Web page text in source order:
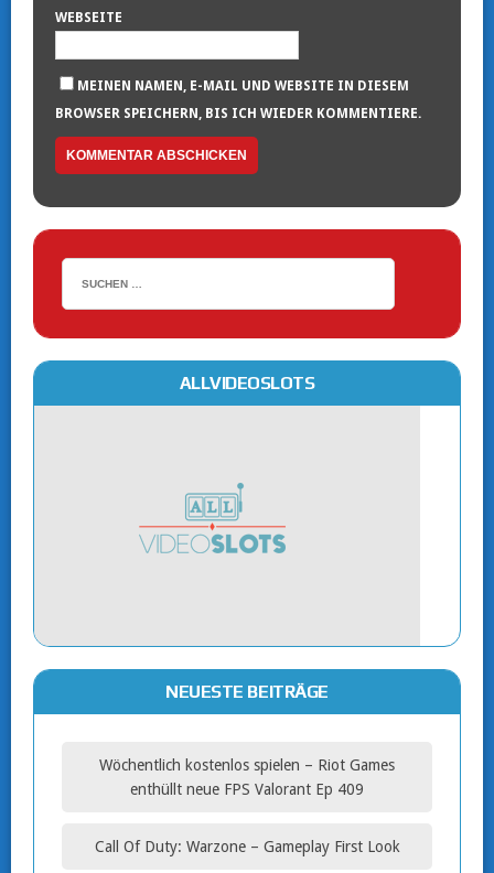
WEBSEITE
MEINEN NAMEN, E-MAIL UND WEBSITE IN DIESEM
BROWSER SPEICHERN, BIS ICH WIEDER KOMMENTIERE.
ALLVIDEOSLOTS
NEUESTE BEITRÄGE
Wöchentlich kostenlos spielen – Riot Games
enthüllt neue FPS Valorant Ep 409
Call Of Duty: Warzone – Gameplay First Look